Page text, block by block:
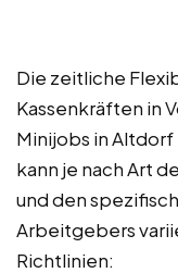
Die zeitliche
Kassenkräften in
Minijobs in
kann je nach Art
und den
Arbeitgebers
Richtlinien: